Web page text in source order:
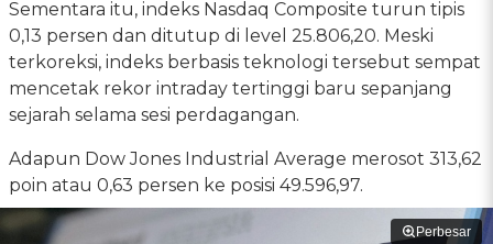
Sementara itu, indeks Nasdaq Composite turun tipis
0,13 persen dan ditutup di level 25.806,20. Meski
terkoreksi, indeks berbasis teknologi tersebut sempat
mencetak rekor intraday tertinggi baru sepanjang
sejarah selama sesi perdagangan.
Adapun Dow Jones Industrial Average merosot 313,62
poin atau 0,63 persen ke posisi 49.596,97.
Perbesar